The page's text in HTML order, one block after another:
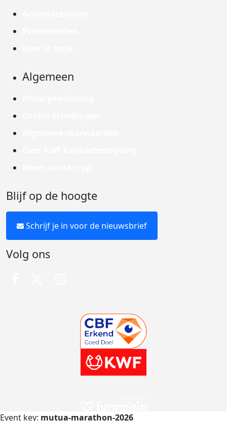
Algemeen
Blijf op de hoogte
Schrijf je in voor de nieuwsbrief
Volg ons
Event key: mutua-marathon-2026